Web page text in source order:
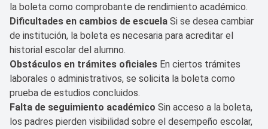
la boleta como comprobante de rendimiento académico.
Dificultades en cambios de escuela Si se desea cambiar
de institución, la boleta es necesaria para acreditar el
historial escolar del alumno.
Obstáculos en trámites oficiales En ciertos trámites
laborales o administrativos, se solicita la boleta como
prueba de estudios concluidos.
Falta de seguimiento académico Sin acceso a la boleta,
los padres pierden visibilidad sobre el desempeño escolar,